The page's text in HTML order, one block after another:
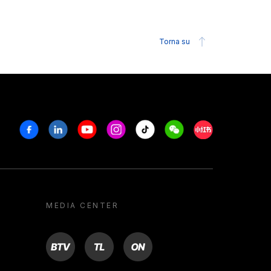
Torna su
FacebookLinkedinYoutubeInstagram
Tiktok WeechatXiaohongshu/
MEDIA CENTER
BTV TL ON